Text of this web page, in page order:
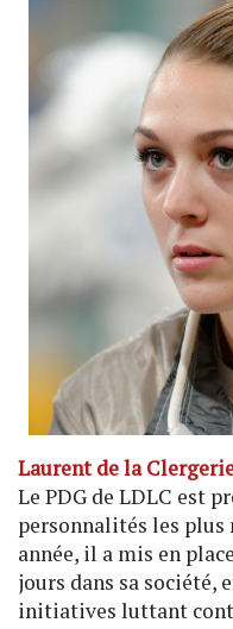
Laurent de la
Le PDG de LDLC est
personnalités les plus
année, il a mis en
jours dans sa société,
initiatives luttant